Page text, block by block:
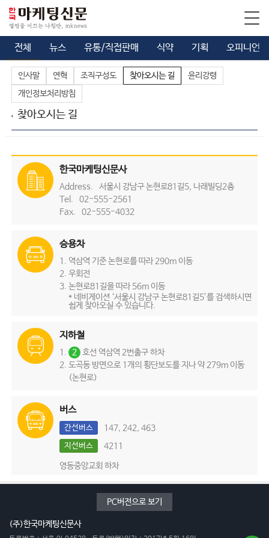
전체 뉴스 유통/직접판매 식약 기획 오피니언
인사말 연혁 조직구성도 찾아오시는 길
윤리강령
개인정보처리방침
찾아오시는 길
한국마케팅신문사
Address.
서울시 강남구 논현로81길5, 나래빌딩2층
Tel.
02-555-2561
Fax.
02-555-4032
승용차
역삼역 기준 논현로를 따라 290m 이동
우회전
논현로81길을 따라 56m 이동
* 네비게이션 ‘서울시 강남구 논현로81길5’를 검색하시면
쉽게 찾아오실 수 있습니다.
지하철
2 호선 역삼역 2번출구 하차
도곡동 방면으로 1개의 횡단보도를 지나 약 279m 이동
(논현로)
버스
간선버스 147, 242, 463
지선버스 4211
영동중앙교회 하차
PC버전으로 보기
(주)한국마케팅신문사